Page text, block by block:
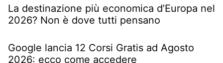
La destinazione più economica d’Europa nel
2026? Non è dove tutti pensano
Google lancia 12 Corsi Gratis ad Agosto
2026: ecco come accedere